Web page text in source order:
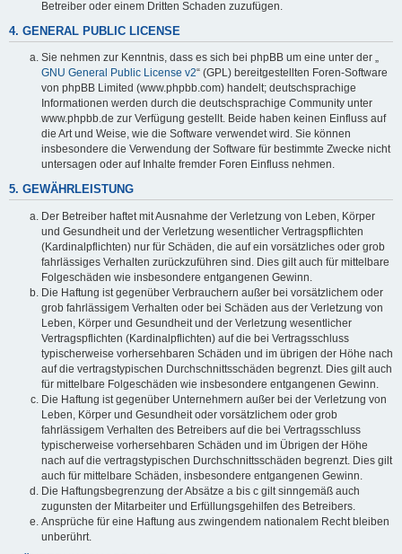
Betreiber oder einem Dritten Schaden zuzufügen.
4. GENERAL PUBLIC LICENSE
Sie nehmen zur Kenntnis, dass es sich bei phpBB um eine unter der „
GNU General Public License v2“ (GPL) bereitgestellten Foren-Software
von phpBB Limited (www.phpbb.com) handelt; deutschsprachige
Informationen werden durch die deutschsprachige Community unter
www.phpbb.de zur Verfügung gestellt. Beide haben keinen Einfluss auf
die Art und Weise, wie die Software verwendet wird. Sie können
insbesondere die Verwendung der Software für bestimmte Zwecke nicht
untersagen oder auf Inhalte fremder Foren Einfluss nehmen.
5. GEWÄHRLEISTUNG
Der Betreiber haftet mit Ausnahme der Verletzung von Leben, Körper
und Gesundheit und der Verletzung wesentlicher Vertragspflichten
(Kardinalpflichten) nur für Schäden, die auf ein vorsätzliches oder grob
fahrlässiges Verhalten zurückzuführen sind. Dies gilt auch für mittelbare
Folgeschäden wie insbesondere entgangenen Gewinn.
Die Haftung ist gegenüber Verbrauchern außer bei vorsätzlichem oder
grob fahrlässigem Verhalten oder bei Schäden aus der Verletzung von
Leben, Körper und Gesundheit und der Verletzung wesentlicher
Vertragspflichten (Kardinalpflichten) auf die bei Vertragsschluss
typischerweise vorhersehbaren Schäden und im übrigen der Höhe nach
auf die vertragstypischen Durchschnittsschäden begrenzt. Dies gilt auch
für mittelbare Folgeschäden wie insbesondere entgangenen Gewinn.
Die Haftung ist gegenüber Unternehmern außer bei der Verletzung von
Leben, Körper und Gesundheit oder vorsätzlichem oder grob
fahrlässigem Verhalten des Betreibers auf die bei Vertragsschluss
typischerweise vorhersehbaren Schäden und im Übrigen der Höhe
nach auf die vertragstypischen Durchschnittsschäden begrenzt. Dies gilt
auch für mittelbare Schäden, insbesondere entgangenen Gewinn.
Die Haftungsbegrenzung der Absätze a bis c gilt sinngemäß auch
zugunsten der Mitarbeiter und Erfüllungsgehilfen des Betreibers.
Ansprüche für eine Haftung aus zwingendem nationalem Recht bleiben
unberührt.